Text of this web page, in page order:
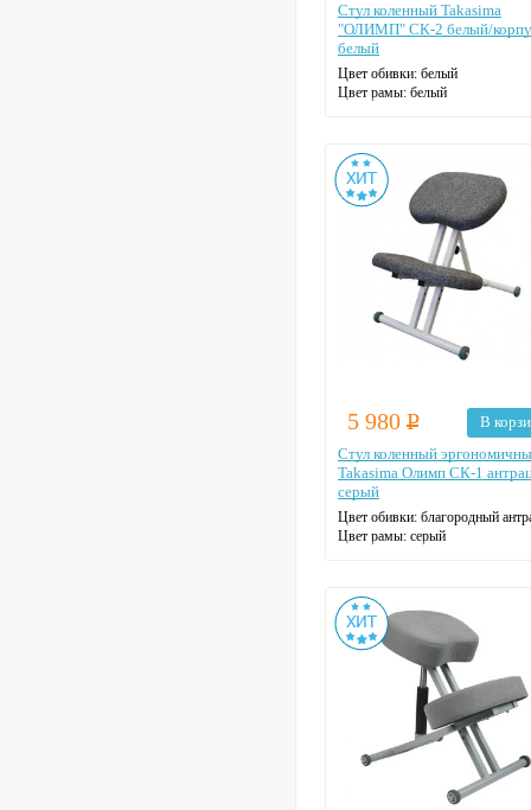
Стул коленный Takasima
"ОЛИМП" СК-2 белый/
белый
Цвет обивки: белый
Цвет рамы: белый
5 980 Р
В
Стул коленный
Takasima Олимп СК-1
серый
Цвет обивки: благородный
Цвет рамы: серый